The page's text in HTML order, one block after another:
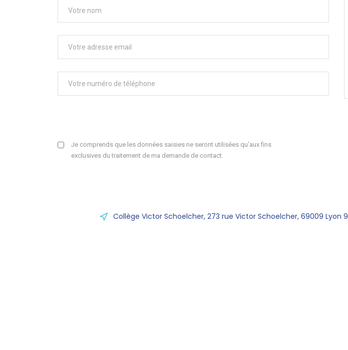
Je comprends que les données saisies ne seront utilisées qu'aux fins
exclusives du traitement de ma demande de contact.
Collège Victor Schoelcher, 273 rue Victor Schoelcher, 69009 Lyon 9